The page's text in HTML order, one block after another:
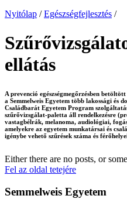
Nyitólap / Egészségfejlesztés /
ellátás
A prevenció egészségmegőrzésben
a Semmelweis Egyetem több lakossági és
Családbarát Egyetem Program
szűrővizsgálat-paletta áll rendelkezésre
vastagbélrák, melanoma, audiológiai,
amelyekre az egyetem munkatársai és
igénybe vehető szűrések száma és
Either there are no posts, or
Fel az oldal tetejére
Semmelweis Egyetem